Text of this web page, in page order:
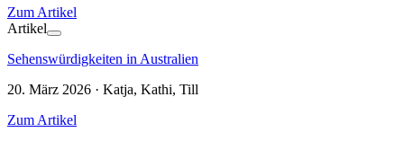
Zum Artikel
Artikel
Sehenswürdigkeiten in Australien
20. März 2026 · Katja, Kathi, Till
Zum Artikel